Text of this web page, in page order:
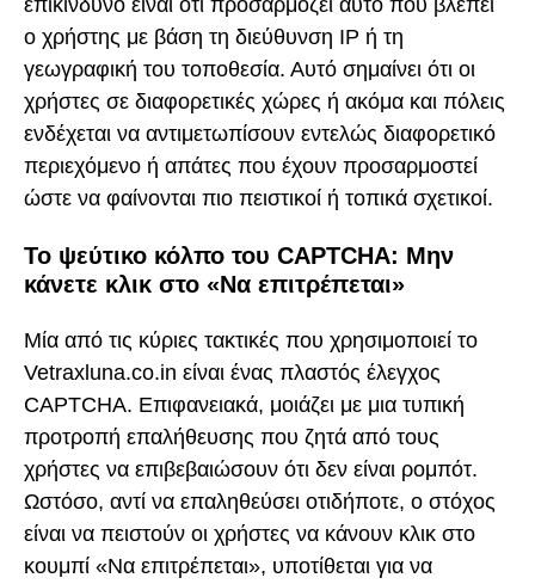
επικίνδυνο είναι ότι προσαρμόζει αυτό που βλέπει
ο χρήστης με βάση τη διεύθυνση IP ή τη
γεωγραφική του τοποθεσία. Αυτό σημαίνει ότι οι
χρήστες σε διαφορετικές χώρες ή ακόμα και πόλεις
ενδέχεται να αντιμετωπίσουν εντελώς διαφορετικό
περιεχόμενο ή απάτες που έχουν προσαρμοστεί
ώστε να φαίνονται πιο πειστικοί ή τοπικά σχετικοί.
Το ψεύτικο κόλπο του CAPTCHA: Μην
κάνετε κλικ στο «Να επιτρέπεται»
Μία από τις κύριες τακτικές που χρησιμοποιεί το
Vetraxluna.co.in είναι ένας πλαστός έλεγχος
CAPTCHA. Επιφανειακά, μοιάζει με μια τυπική
προτροπή επαλήθευσης που ζητά από τους
χρήστες να επιβεβαιώσουν ότι δεν είναι ρομπότ.
Ωστόσο, αντί να επαληθεύσει οτιδήποτε, ο στόχος
είναι να πειστούν οι χρήστες να κάνουν κλικ στο
κουμπί «Να επιτρέπεται», υποτίθεται για να